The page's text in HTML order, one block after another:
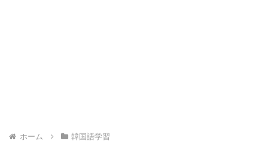
ホーム 韓国語学習